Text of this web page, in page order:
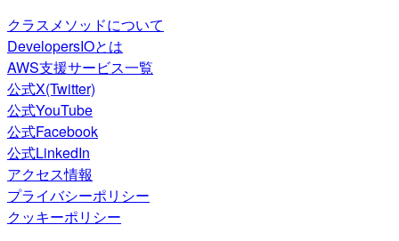
クラスメソッドについて
DevelopersIOとは
AWS支援サービス一覧
公式X(Twitter)
公式YouTube
公式Facebook
公式LinkedIn
アクセス情報
プライバシーポリシー
クッキーポリシー